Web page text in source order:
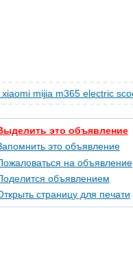
это объявление
это объявление
на объявление
объявлением
страницу для печати